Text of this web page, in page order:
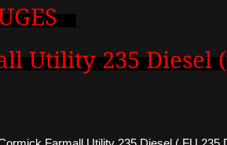
Utility 235 Diesel (